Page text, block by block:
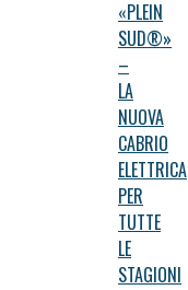
«PLEIN
SUD®»
–
LA
NUOVA
CABRIO
ELETTRICA
PER
TUTTE
LE
STAGIONI